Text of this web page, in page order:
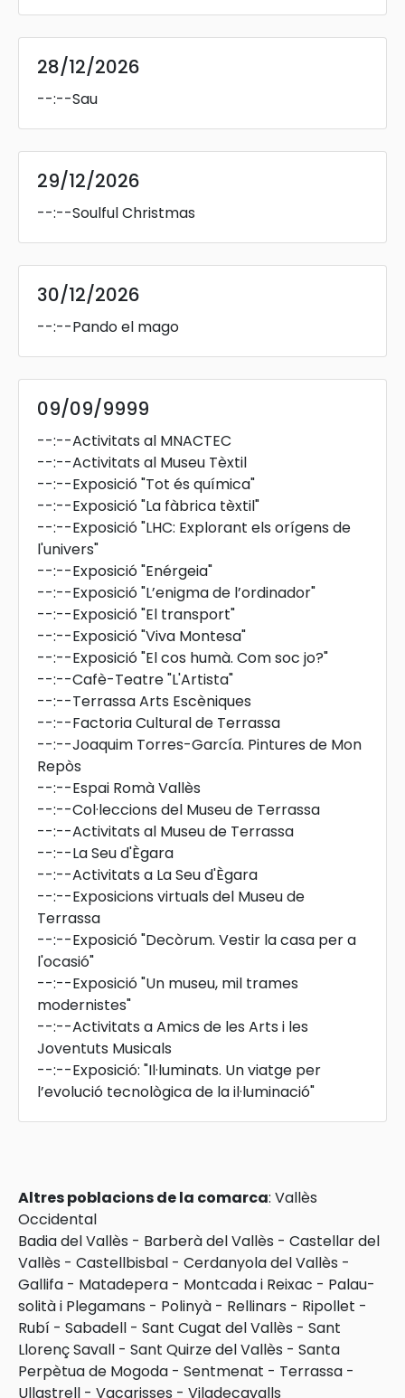
28/12/2026
--:--Sau
29/12/2026
--:--Soulful Christmas
30/12/2026
--:--Pando el mago
09/09/9999
--:--Activitats al MNACTEC
--:--Activitats al Museu Tèxtil
--:--Exposició "Tot és química"
--:--Exposició "La fàbrica tèxtil"
--:--Exposició "LHC: Explorant els orígens de
l'univers"
--:--Exposició "Enérgeia"
--:--Exposició "L’enigma de l’ordinador"
--:--Exposició "El transport"
--:--Exposició "Viva Montesa"
--:--Exposició "El cos humà. Com soc jo?"
--:--Cafè-Teatre "L'Artista"
--:--Terrassa Arts Escèniques
--:--Factoria Cultural de Terrassa
--:--Joaquim Torres-García. Pintures de Mon
Repòs
--:--Espai Romà Vallès
--:--Col·leccions del Museu de Terrassa
--:--Activitats al Museu de Terrassa
--:--La Seu d'Ègara
--:--Activitats a La Seu d'Ègara
--:--Exposicions virtuals del Museu de
Terrassa
--:--Exposició "Decòrum. Vestir la casa per a
l'ocasió"
--:--Exposició "Un museu, mil trames
modernistes"
--:--Activitats a Amics de les Arts i les
Joventuts Musicals
--:--Exposició: "Il·luminats. Un viatge per
l’evolució tecnològica de la il·luminació"
Altres poblacions de la comarca: Vallès
Occidental
Badia del Vallès - Barberà del Vallès - Castellar del
Vallès - Castellbisbal - Cerdanyola del Vallès -
Gallifa - Matadepera - Montcada i Reixac - Palau-
solità i Plegamans - Polinyà - Rellinars - Ripollet -
Rubí - Sabadell - Sant Cugat del Vallès - Sant
Llorenç Savall - Sant Quirze del Vallès - Santa
Perpètua de Mogoda - Sentmenat - Terrassa -
Ullastrell - Vacarisses - Viladecavalls